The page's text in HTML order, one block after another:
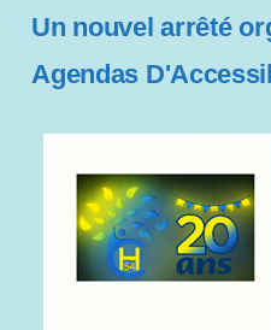
Un nouvel arrêté
Agendas